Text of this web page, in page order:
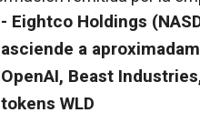
- Eightco Holdings
asciende a
OpenAI, Beast
tokens WLD